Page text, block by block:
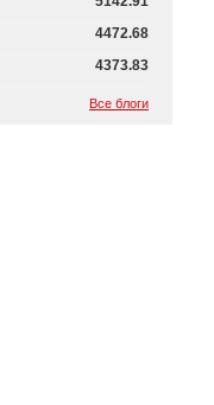
4472.68
4373.83
Все блоги